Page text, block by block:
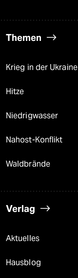
Themen
Krieg in der Ukraine
Hitze
Niedrigwasser
Nahost-Konflikt
Waldbrände
Verlag
Aktuelles
Hausblog